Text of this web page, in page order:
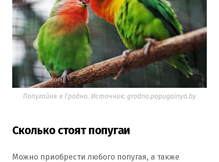
Попугайня в Гродно. Источник: grodno.popugainya.by
Сколько стоят попугаи
Можно приобрести любого попугая, а также